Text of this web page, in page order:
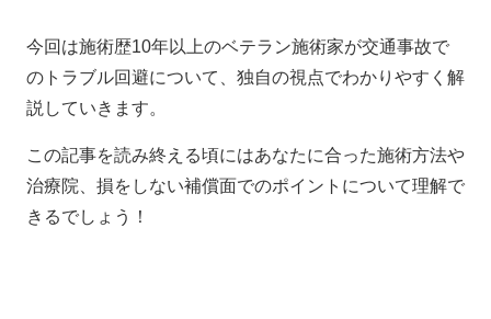
今回は施術歴10年以上のベテラン施術家が交通事故で
のトラブル回避について、独自の視点でわかりやすく解
説していきます。
この記事を読み終える頃にはあなたに合った施術方法や
治療院、損をしない補償面でのポイントについて理解で
きるでしょう！